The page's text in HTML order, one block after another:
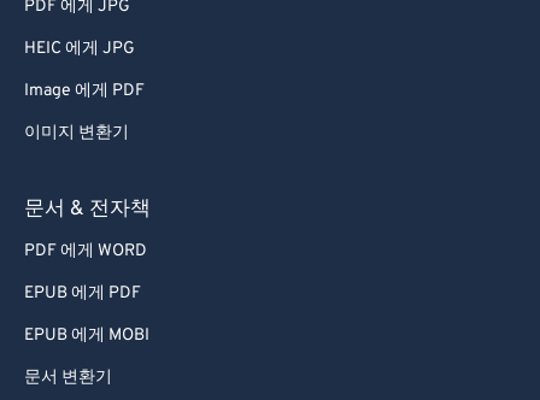
PDF 에게 JPG
HEIC 에게 JPG
Image 에게 PDF
이미지 변환기
문서 & 전자책
PDF 에게 WORD
EPUB 에게 PDF
EPUB 에게 MOBI
문서 변환기